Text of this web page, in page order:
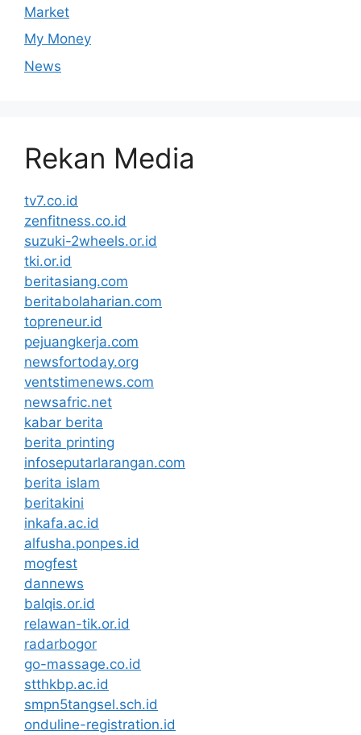
Market
My Money
News
Rekan Media
tv7.co.id
zenfitness.co.id
suzuki-2wheels.or.id
tki.or.id
beritasiang.com
beritabolaharian.com
topreneur.id
pejuangkerja.com
newsfortoday.org
ventstimenews.com
newsafric.net
kabar berita
berita printing
infoseputarlarangan.com
berita islam
beritakini
inkafa.ac.id
alfusha.ponpes.id
mogfest
dannews
balqis.or.id
relawan-tik.or.id
radarbogor
go-massage.co.id
stthkbp.ac.id
smpn5tangsel.sch.id
onduline-registration.id